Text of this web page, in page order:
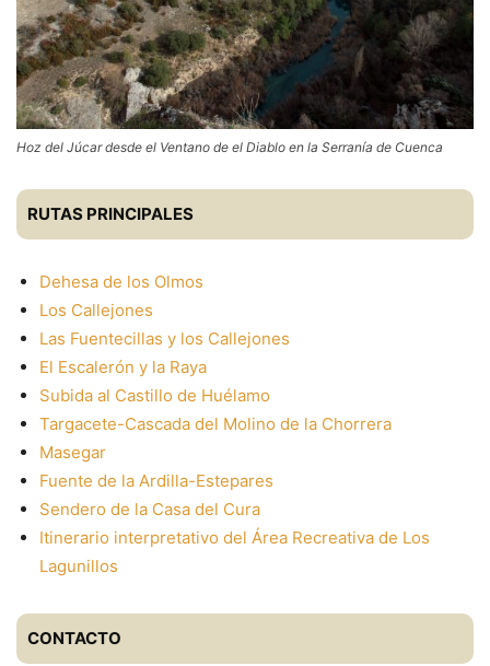
Hoz del Júcar desde el Ventano de el Diablo en la Serranía de Cuenca
RUTAS PRINCIPALES
Dehesa de los Olmos
Los Callejones
Las Fuentecillas y los Callejones
El Escalerón y la Raya
Subida al Castillo de Huélamo
Targacete-Cascada del Molino de la Chorrera
Masegar
Fuente de la Ardilla-Estepares
Sendero de la Casa del Cura
Itinerario interpretativo del Área Recreativa de Los
Lagunillos
CONTACTO